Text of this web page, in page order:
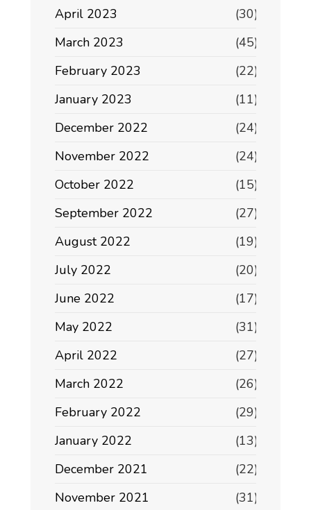
April 2023
(30)
March 2023
(45)
February 2023
(22)
January 2023
(11)
December 2022
(24)
November 2022
(24)
October 2022
(15)
September 2022
(27)
August 2022
(19)
July 2022
(20)
June 2022
(17)
May 2022
(31)
April 2022
(27)
March 2022
(26)
February 2022
(29)
January 2022
(13)
December 2021
(22)
November 2021
(31)